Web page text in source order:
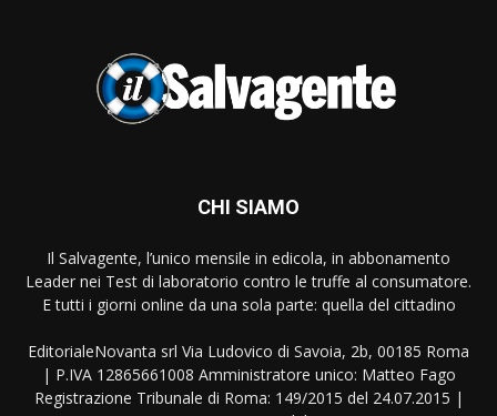
CHI SIAMO
Il Salvagente, l’unico mensile in edicola, in abbonamento
Leader nei Test di laboratorio contro le truffe al consumatore.
E tutti i giorni online da una sola parte: quella del cittadino
EditorialeNovanta srl Via Ludovico di Savoia, 2b, 00185 Roma
| P.IVA 12865661008 Amministratore unico: Matteo Fago
Registrazione Tribunale di Roma: 149/2015 del 24.07.2015 |